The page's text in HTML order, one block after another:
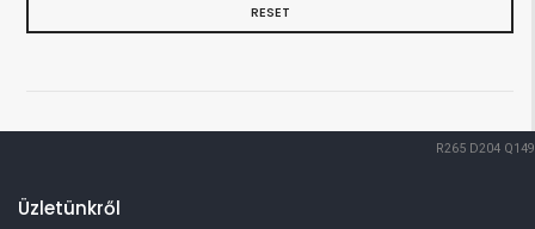
RESET
R265 D204 Q149
Üzletünkről